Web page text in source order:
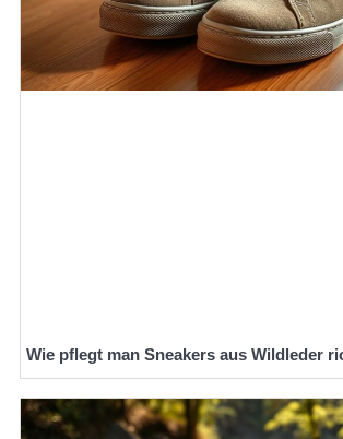
Wie pflegt man Sneakers aus Wildleder